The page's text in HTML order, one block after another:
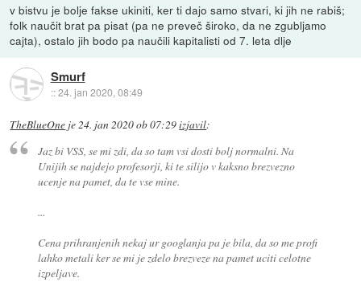
v bistvu je bolje fakse ukiniti, ker ti dajo samo stvari, ki jih ne rabiš;
folk naučit brat pa pisat (pa ne preveč široko, da ne zgubljamo
cajta), ostalo jih bodo pa naučili kapitalisti od 7. leta dlje
Smurf
::24. jan 2020, 08:49
TheBlueOne je24. jan 2020 ob 07:29izjavil:
Jaz bi VSS, se mi zdi, da so tam vsi dosti bolj normalni. Na
Unijih se najdejo profesorji, ki te silijo v kaksno brezvezno
ucenje na pamet, da te vse mine.
...
Cena prihranjenih nekaj ur googlanja pa je bila, da so me profi
lahko metali ker se mi je zdelo brezveze na pamet uciti celotne
izpeljave.